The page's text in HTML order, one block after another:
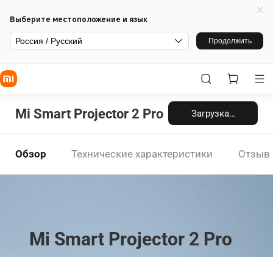
Выберите местоположение и язык
Россия / Русский Продолжить
Mi Smart Projector 2 Pro Загрузка…
Обзор Технические характеристики Отзыв
Mi Smart Projector 2 Pro